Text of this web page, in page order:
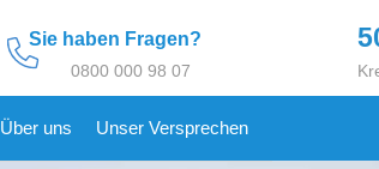
Sie haben Fragen?
0800 000 98 07
Über uns Unser Versprechen